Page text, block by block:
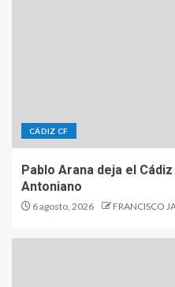
CÁDIZ CF
Pablo Arana deja el
Antoniano
6 agosto, 2026 FRANCISCO